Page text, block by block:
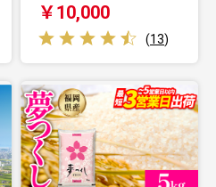
￥10,000
(13)